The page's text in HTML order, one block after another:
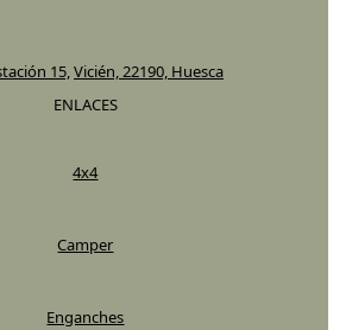
15,Vicién, 22190, Huesca
ENLACES
4x4
Camper
Enganches